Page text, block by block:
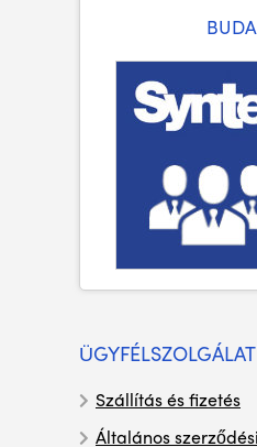
ÜGYFÉLSZOLGÁLAT
Szállítás és fizetés
Általános